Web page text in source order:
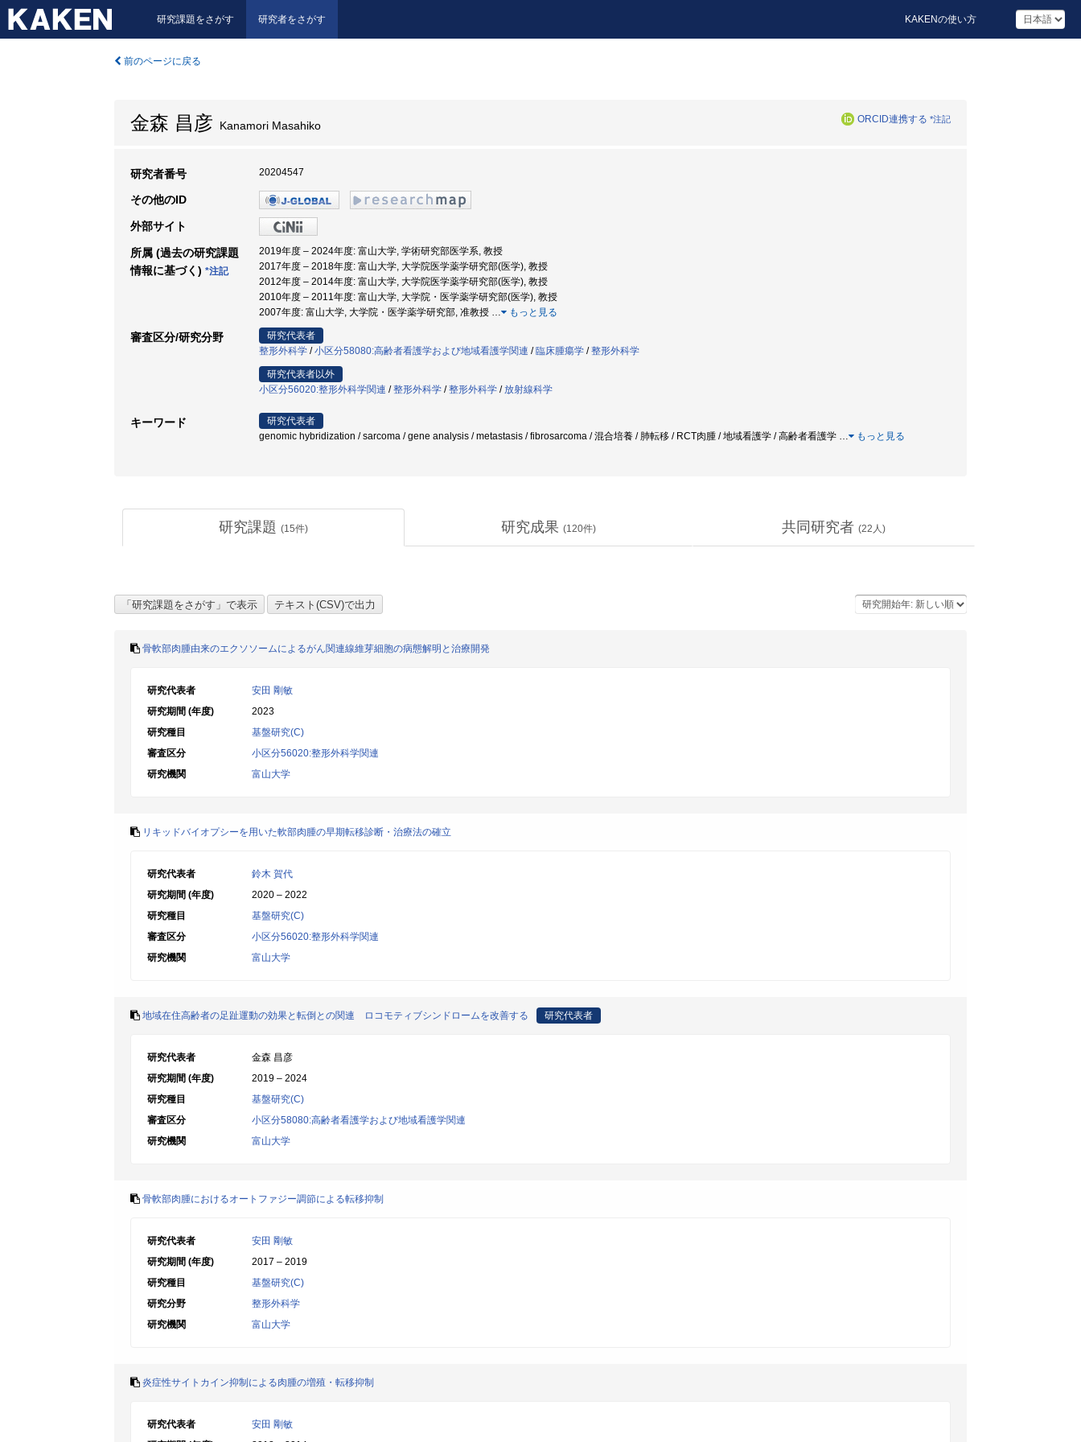
研究課題をさがす 研究者をさがす KAKENの使い方
前のページに戻る
金森 昌彦 Kanamori Masahiko ORCID連携する *注記
研究者番号 20204547
その他のID
外部サイト
所属 (過去の研究課題
情報に基づく) *注記
2019年度 – 2024年度: 富山大学, 学術研究部医学系, 教授
2017年度 – 2018年度: 富山大学, 大学院医学薬学研究部(医学), 教授
2012年度 – 2014年度: 富山大学, 大学院医学薬学研究部(医学), 教授
2010年度 – 2011年度: 富山大学, 大学院・医学薬学研究部(医学), 教授
2007年度: 富山大学, 大学院・医学薬学研究部, 准教授 … もっと見る
審査区分/研究分野
研究代表者
整形外科学 /小区分58080:高齢者看護学および地域看護学関連 / 臨床腫瘍学 /整形外科学
研究代表者以外
小区分56020:整形外科学関連 /整形外科学 /整形外科学 /放射線科学
キーワード
研究代表者
genomic hybridization / sarcoma / gene analysis / metastasis / fibrosarcoma / 混合培養 / 肺転移 / RCT肉腫 / 地域看護学 / 高齢者看護学 … もっと見る
研究課題 (15件) 研究成果 (120件) 共同研究者 (22 人)
骨軟部肉腫由来のエクソソームによるがん関連線維芽細胞の病態解明と治療開発
研究代表者
安田 剛敏
研究期間 (年度)
2023
研究種目
基盤研究(C)
審査区分
小区分56020:整形外科学関連
研究機関
富山大学
リキッドバイオプシーを用いた軟部肉腫の早期転移診断・治療法の確立
研究代表者
鈴木 賀代
研究期間 (年度)
2020 – 2022
研究種目
基盤研究(C)
審査区分
小区分56020:整形外科学関連
研究機関
富山大学
地域在住高齢者の足趾運動の効果と転倒との関連 ロコモティブシンドロームを改善する 研究代表者
研究代表者
金森 昌彦
研究期間 (年度)
2019 – 2024
研究種目
基盤研究(C)
審査区分
小区分58080:高齢者看護学および地域看護学関連
研究機関
富山大学
骨軟部肉腫におけるオートファジー調節による転移抑制
研究代表者
安田 剛敏
研究期間 (年度)
2017 – 2019
研究種目
基盤研究(C)
研究分野
整形外科学
研究機関
富山大学
炎症性サイトカイン抑制による肉腫の増殖・転移抑制
研究代表者
安田 剛敏